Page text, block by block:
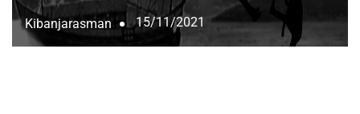
Kibanjarasman 15/11/2021